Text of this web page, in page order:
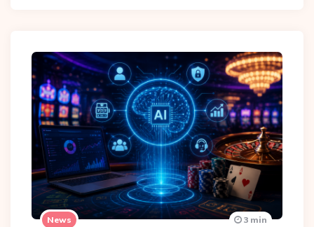
News 3 min